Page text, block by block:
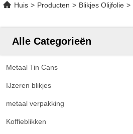
Huis > Producten > Blikjes Olijfolie >
Alle Categorieën
Metaal Tin Cans
IJzeren blikjes
metaal verpakking
Koffieblikken